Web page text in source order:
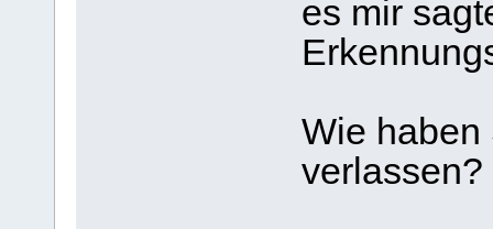
es mir
Wie haben
verlassen?